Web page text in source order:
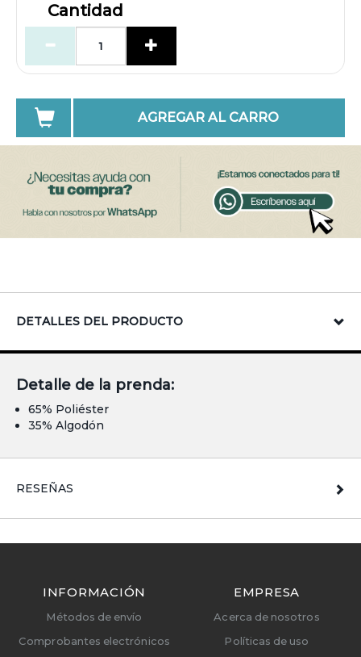
Cantidad
AGREGAR AL CARRO
DETALLES DEL PRODUCTO
Detalle de la prenda:
65% Poliéster
35% Algodón
RESEÑAS
INFORMACIÓN
Métodos de envío
Comprobantes electrónicos
EMPRESA
Acerca de nosotros
Políticas de uso